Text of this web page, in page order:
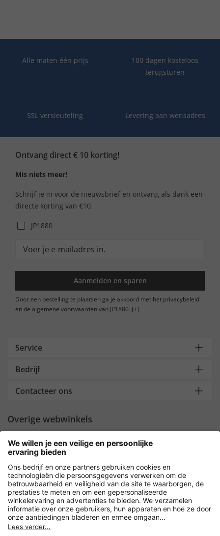
Alle maten één prijs
100 dagen kosteloos
terugsturen
SSL versleuteling Levering aan wensadres
Ontvang direct € 10 korting!
Mis niets meer!
Schrijf je in voor de nieuwsbrief en ontvang als dank een
directe korting van €10.
JP1880
Aanmelden en sparen
Door een bestelling te plaatsen ga je akkoord met het privacybeleid
en de algemene voorwaarden van JP1880. [+]
Service
Bedrijf
Contacteer ons
Overige webwinkels
Nederland
Payment and Delivery
Versleuteling met